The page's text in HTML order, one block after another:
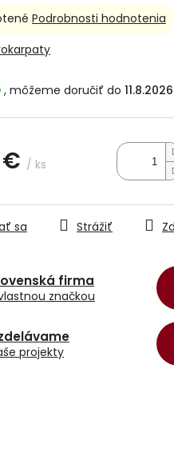
11.8.2026
€ / ks
firma
značkou
projekty
sa Strážiť
Podrobnosti hodnotenia